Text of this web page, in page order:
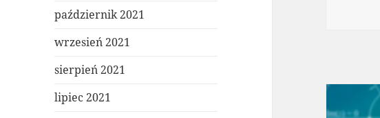
październik 2021
wrzesień 2021
sierpień 2021
lipiec 2021